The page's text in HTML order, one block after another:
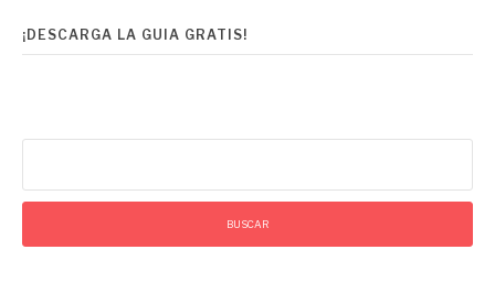
¡DESCARGA LA GUIA GRATIS!